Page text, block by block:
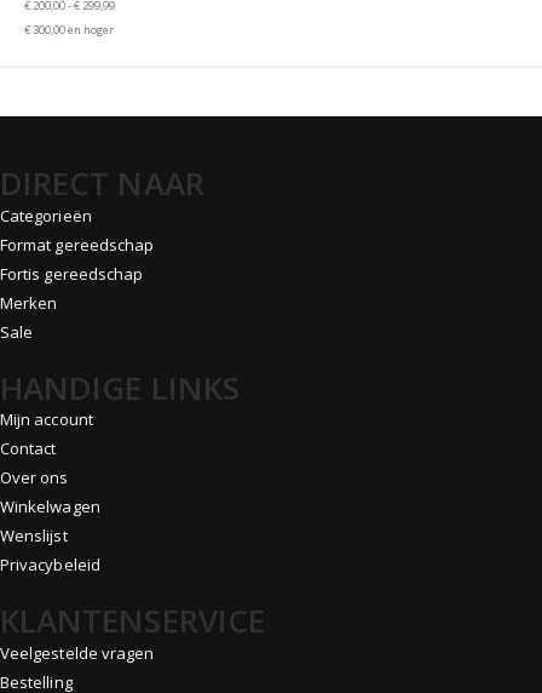
€ 200,00-€ 299,99
€ 300,00en hoger
DIRECT NAAR
Categorieën
Format gereedschap
Fortis gereedschap
Merken
Sale
HANDIGE LINKS
Mijn account
Contact
Over ons
Winkelwagen
Wenslijst
Privacybeleid
KLANTENSERVICE
Veelgestelde vragen
Bestelling